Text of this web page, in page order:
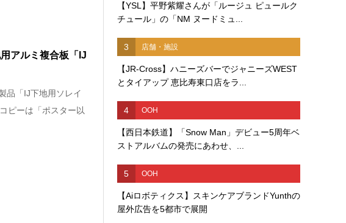
アルミ複合板「IJ
品「IJ下地用ソレイ
ピーは「ポスター以
【YSL】平野紫耀さんが「ルージュ ピュールク
チュール」の「NM ヌードミュ...
3 店舗・施設
【JR-Cross】ハニーズバーでジャニーズWEST
とタイアップ 恵比寿東口店をラ...
4 OOH
【西日本鉄道】「Snow Man」デビュー5周年ベ
ストアルバムの発売にあわせ、...
5 OOH
【Aiロボティクス】スキンケアブランドYunthの
屋外広告を5都市で展開